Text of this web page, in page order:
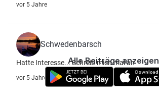
vor 5 Jahre
Schwedenbarsch
Hatte Interesse... Schreib mich mal an
vor 5 Jahre
Alle Beiträge anzeigen